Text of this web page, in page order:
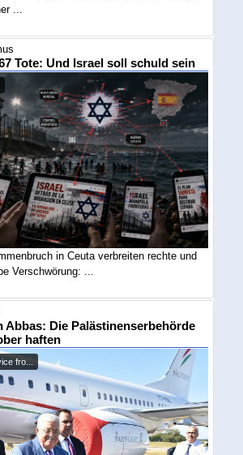
...
Tote: Und Israel soll schuld sein
in Ceuta verbreiten rechte und
Verschwörung: ...
Abbas: Die Palästinenserbehörde
haften
fro...